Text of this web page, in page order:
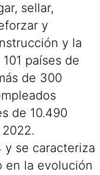
sellar,
y
y la
países de
de 300
de 10.490
y se caracteriza
en la evolución